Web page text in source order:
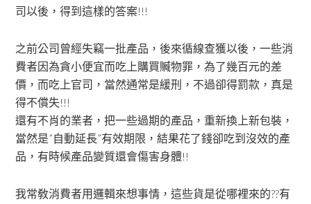
司以後，得到這樣的答案!!!
之前公司曾經失竊一批產品，後來循線查獲以後，一些消
費者因為貪小便宜而吃上購買贓物罪，為了幾百元的差
價，而吃上官司，當然通常是緩刑，不過卻得罰款，真是
得不償失!!!
還有不肖的業者，把一些過期的產品，重新換上新包裝，
當然是”自動延長”有效期限，結果花了錢卻吃到沒效的產
品，有時候產品變質還會傷害身體!!
我常敎消費者用邏輯來想事情，這些貨是從哪裡來的??有